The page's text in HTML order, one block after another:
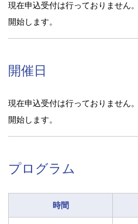
現在申込受付は行っておりません
開始します。
開催日
現在申込受付は行っておりません
開始します。
プログラム
時間